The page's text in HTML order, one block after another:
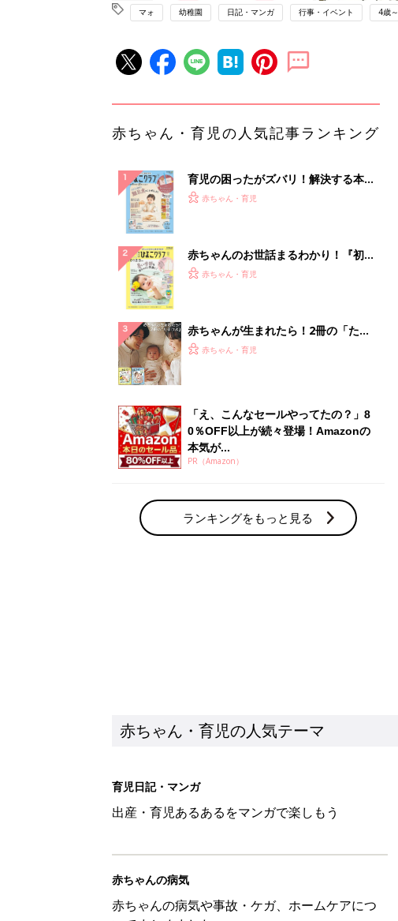
マォ 幼稚園 日記・マンガ 行事・イベント 4歳～
赤ちゃん・育児の人気記事ランキング
育児の困ったがズバリ！解決する本
『ひよこクラブ 秋号』 4カ月～2才
赤ちゃん・育児
赤ちゃんのお世話まるわかり！『初め
てのひよこクラブ 夏号』〈巻頭大特
赤ちゃん・育児
赤ちゃんが生まれたら！2冊の「たま
ひよ」
赤ちゃん・育児
「え、こんなセールやってたの？」8
0％OFF以上が続々登場！Amazonの
本気が...
PR（Amazon）
ランキングをもっと見る
赤ちゃん・育児の人気テーマ
育児日記・マンガ
出産・育児あるあるをマンガで楽しもう
赤ちゃんの病気
赤ちゃんの病気や事故・ケガ、ホームケアにつ